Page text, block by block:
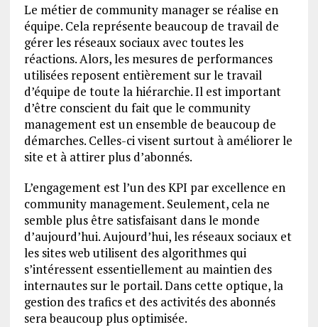
Le métier de community manager se réalise en
équipe. Cela représente beaucoup de travail de
gérer les réseaux sociaux avec toutes les
réactions. Alors, les mesures de performances
utilisées reposent entièrement sur le travail
d’équipe de toute la hiérarchie. Il est important
d’être conscient du fait que le community
management est un ensemble de beaucoup de
démarches. Celles-ci visent surtout à améliorer le
site et à attirer plus d’abonnés.
L’engagement est l’un des KPI par excellence en
community management. Seulement, cela ne
semble plus être satisfaisant dans le monde
d’aujourd’hui. Aujourd’hui, les réseaux sociaux et
les sites web utilisent des algorithmes qui
s’intéressent essentiellement au maintien des
internautes sur le portail. Dans cette optique, la
gestion des trafics et des activités des abonnés
sera beaucoup plus optimisée.